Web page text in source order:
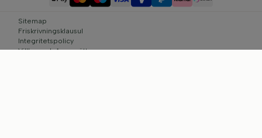
Sitemap
Friskrivningsklausul
Integritetspolicy
Villkor och ångerrätt